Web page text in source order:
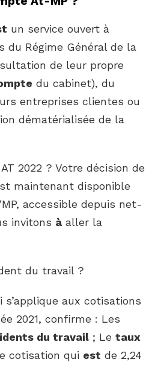
un service ouvert à
du Régime Général de la
de leur propre
du cabinet), du
entreprises clientes ou
dématérialisée de la
2022 ? Votre décision de
maintenant disponible
accessible depuis net-
invitons à aller la
du travail ?
aux cotisations
2021, confirme : Les
du travail ; Le taux
cotisation qui est de 2,24